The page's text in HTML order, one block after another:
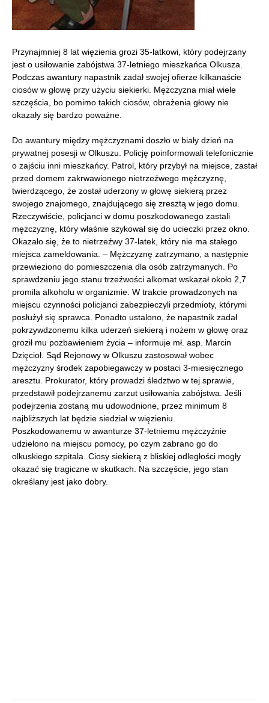
Przynajmniej 8 lat więzienia grozi 35-latkowi, który podejrzany
jest o usiłowanie zabójstwa 37-letniego mieszkańca Olkusza.
Podczas awantury napastnik zadał swojej ofierze kilkanaście
ciosów w głowę przy użyciu siekierki. Mężczyzna miał wiele
szczęścia, bo pomimo takich ciosów, obrażenia głowy nie
okazały się bardzo poważne.
Do awantury między mężczyznami doszło w biały dzień na
prywatnej posesji w Olkuszu. Policję poinformowali telefonicznie
o zajściu inni mieszkańcy. Patrol, który przybył na miejsce, zastał
przed domem zakrwawionego nietrzeźwego mężczyznę,
twierdzącego, że został uderzony w głowę siekierą przez
swojego znajomego, znajdującego się zresztą w jego domu.
Rzeczywiście, policjanci w domu poszkodowanego zastali
mężczyznę, który właśnie szykował się do ucieczki przez okno.
Okazało się, że to nietrzeźwy 37-latek, który nie ma stałego
miejsca zameldowania. – Mężczyznę zatrzymano, a następnie
przewieziono do pomieszczenia dla osób zatrzymanych. Po
sprawdzeniu jego stanu trzeźwości alkomat wskazał około 2,7
promila alkoholu w organizmie. W trakcie prowadzonych na
miejscu czynności policjanci zabezpieczyli przedmioty, którymi
posłużył się sprawca. Ponadto ustalono, że napastnik zadał
pokrzywdzonemu kilka uderzeń siekierą i nożem w głowę oraz
groził mu pozbawieniem życia – informuje mł. asp. Marcin
Dzięcioł. Sąd Rejonowy w Olkuszu zastosował wobec
mężczyzny środek zapobiegawczy w postaci 3-miesięcznego
aresztu. Prokurator, który prowadzi śledztwo w tej sprawie,
przedstawił podejrzanemu zarzut usiłowania zabójstwa. Jeśli
podejrzenia zostaną mu udowodnione, przez minimum 8
najbliższych lat będzie siedział w więzieniu.
Poszkodowanemu w awanturze 37-letniemu mężczyźnie
udzielono na miejscu pomocy, po czym zabrano go do
olkuskiego szpitala. Ciosy siekierą z bliskiej odległości mogły
okazać się tragiczne w skutkach. Na szczęście, jego stan
określany jest jako dobry.